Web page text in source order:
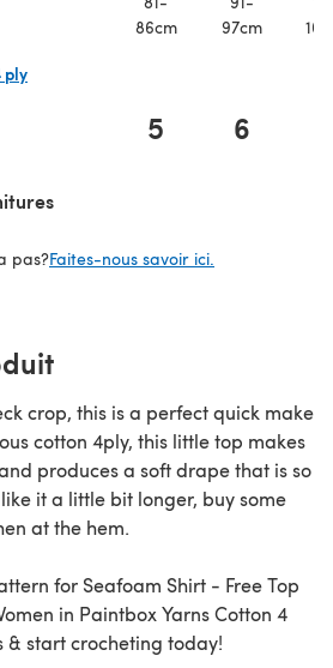
86cm
97cm
ply
5 6
pas?Faites-nous savoir ici.
crop, this is a perfect quick make
cotton 4ply, this little top makes
produces a soft drape that is so
it a little bit longer, buy some
at the hem.
for Seafoam Shirt - Free Top
in Paintbox Yarns Cotton 4
& start crocheting today!